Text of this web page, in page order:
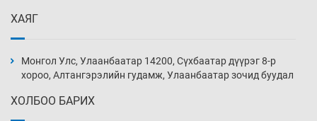
10 цаг 28 мин
ХАЯГ
Монгол Улс, Улаанбаатар 14200, Сүхбаатар дүүрэг 8-р
хороо, Алтангэрэлийн гудамж, Улаанбаатар зочид буудал
ХОЛБОО БАРИХ